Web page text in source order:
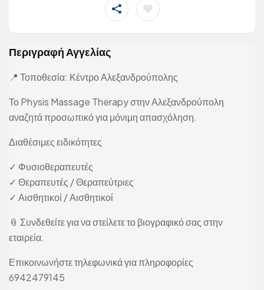
Περιγραφή Αγγελίας
📍 Τοποθεσία: Κέντρο Αλεξανδρούπολης
Το Physis Massage Therapy στην Αλεξανδρούπολη
αναζητά προσωπικό για μόνιμη απασχόληση.
Διαθέσιμες ειδικότητες
✓ Φυσιοθεραπευτές
✓ Θεραπευτές / Θεραπεύτριες
✓ Αισθητικοί / Αισθητικοί
📎 Συνδεθείτε για να στείλετε το βιογραφικό σας στην
εταιρεία.
Επικοινωνήστε τηλεφωνικά για πληροφορίες
6942479145